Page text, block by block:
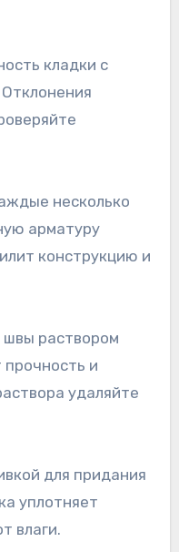
кладки с
несколько
арматуру
конструкцию и
швы раствором
и
удаляйте
для придания
уплотняет
влаги.